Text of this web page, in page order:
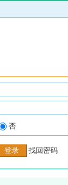
否
找回密码